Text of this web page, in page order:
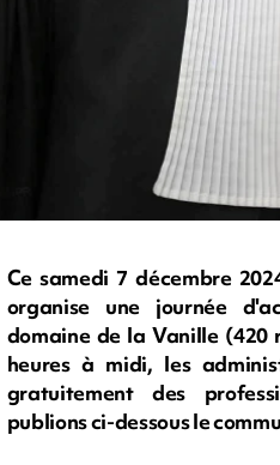
Ce samedi 7 décembre
organise une journée
domaine de la Vanille (420
heures à midi, les
gratuitement des
publions ci-dessous le